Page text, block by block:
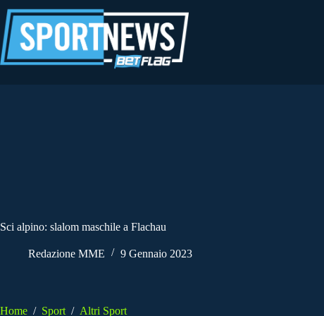
al
contenuto
Sci alpino: slalom maschile a Flachau
Redazione MME 9 Gennaio 2023
Home / Sport / Altri Sport